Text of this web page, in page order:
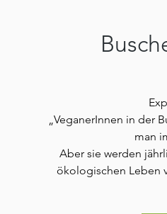
„VeganerInnen in der
man
Aber sie werden
ökologischen Leben